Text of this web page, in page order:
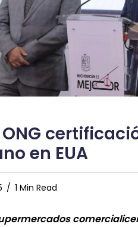
en EUA
1 Min Read